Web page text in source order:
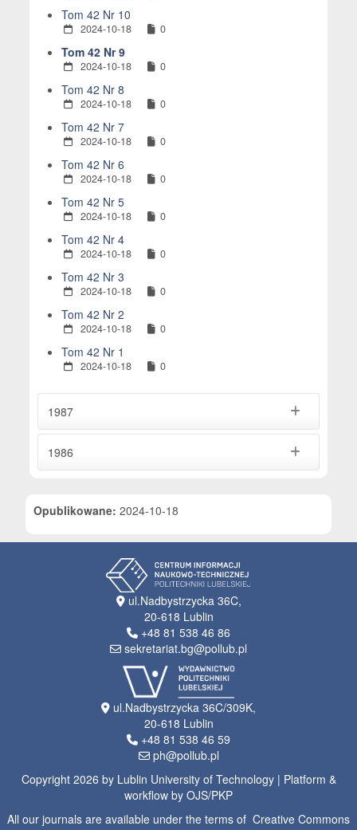
Tom 42 Nr 10
2024-10-18 0
Tom 42 Nr 9
2024-10-18 0
Tom 42 Nr 8
2024-10-18 0
Tom 42 Nr 7
2024-10-18 0
Tom 42 Nr 6
2024-10-18 0
Tom 42 Nr 5
2024-10-18 0
Tom 42 Nr 4
2024-10-18 0
Tom 42 Nr 3
2024-10-18 0
Tom 42 Nr 2
2024-10-18 0
Tom 42 Nr 1
2024-10-18 0
1987
1986
Opublikowane:2024-10-18
ul.Nadbystrzycka 36C,
20-618 Lublin
+48 81 538 46 86
sekretariat.bg@pollub.pl
ul.Nadbystrzycka 36C/309K,
20-618 Lublin
+48 81 538 46 59
ph@pollub.pl
Copyright 2026 by Lublin University of Technology | Platform &
workflow by OJS/PKP
All our journals are available under the terms of Creative Commons